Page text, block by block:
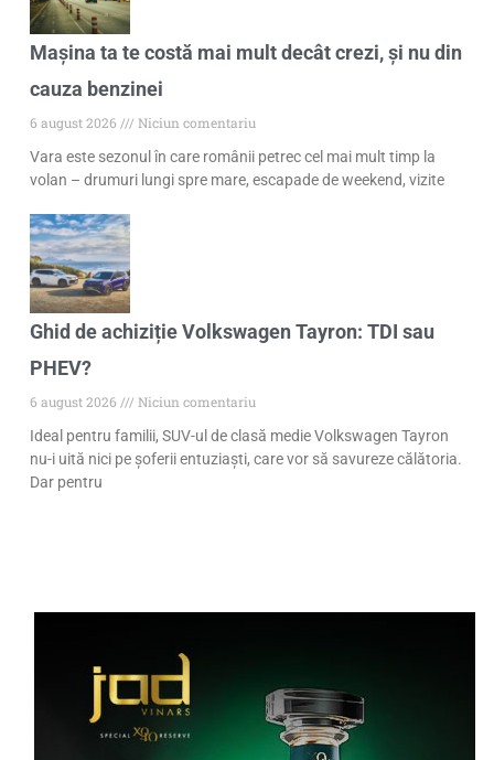
Mașina ta te costă mai mult decât crezi, și nu din
cauza benzinei
6 august 2026
Niciun comentariu
Vara este sezonul în care românii petrec cel mai mult timp la
volan – drumuri lungi spre mare, escapade de weekend, vizite
Ghid de achiziție Volkswagen Tayron: TDI sau
PHEV?
6 august 2026
Niciun comentariu
Ideal pentru familii, SUV-ul de clasă medie Volkswagen Tayron
nu-i uită nici pe șoferii entuziaști, care vor să savureze călătoria.
Dar pentru